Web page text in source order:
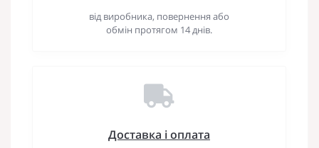
від виробника, повернення або
обмін протягом 14 днів.
Доставка і оплата